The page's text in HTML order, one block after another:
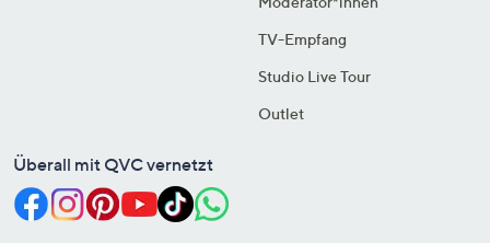
TV-Empfang
Studio Live Tour
Outlet
Überall mit QVC vernetzt